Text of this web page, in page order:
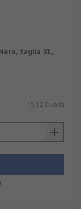
taglia XL,
15,12 €/unità